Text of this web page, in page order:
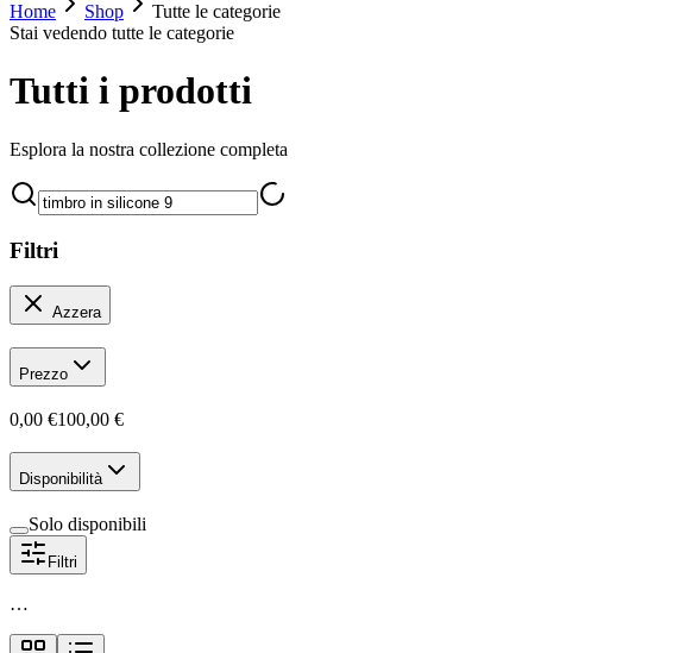
Home
Shop
Tutte le categorie
Stai vedendo tutte le categorie
Tutti i prodotti
Esplora la nostra collezione completa
Filtri
Azzera
Prezzo
0,00 €100,00 €
Disponibilità
Solo disponibili
Filtri
…